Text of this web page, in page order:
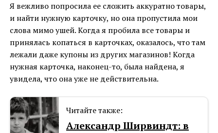
Я вежливо попросила ее сложить аккуратно товары,
и найти нужную карточку, но она пропустила мои
слова мимо ушей. Когда я пробила все товары и
принялась копаться в карточках, оказалось, что там
лежали даже купоны из других магазинов! Когда
нужная карточка, наконец-то, была найдена, я
увидела, что она уже не действительна.
Читайте также:
Александр Ширвиндт: в